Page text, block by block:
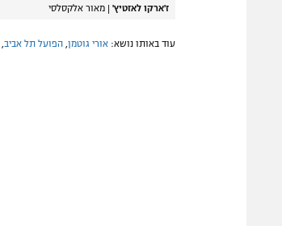
ז'ארקו לאזטיץ' | מאור אלקסלסי
עוד באותו נושא: אורי גוטמן הפועל תל אביב